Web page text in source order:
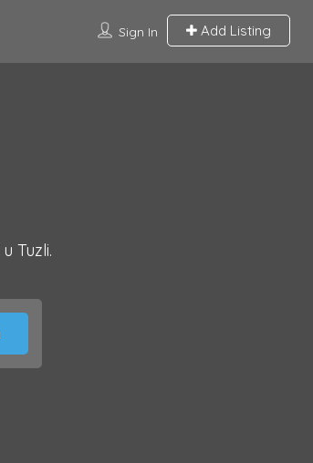
Sign In Add Listing
Tuzli.